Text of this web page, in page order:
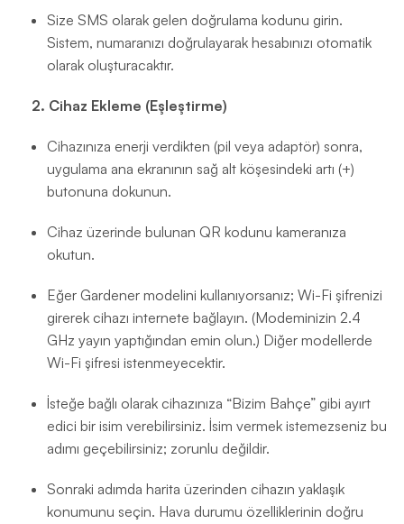
Size SMS olarak gelen doğrulama kodunu girin.
Sistem, numaranızı doğrulayarak hesabınızı otomatik
olarak oluşturacaktır.
2. Cihaz Ekleme (Eşleştirme)
Cihazınıza enerji verdikten (pil veya adaptör) sonra,
uygulama ana ekranının sağ alt köşesindeki artı (+)
butonuna dokunun.
Cihaz üzerinde bulunan QR kodunu kameranıza
okutun.
Eğer Gardener modelini kullanıyorsanız; Wi-Fi şifrenizi
girerek cihazı internete bağlayın. (Modeminizin 2.4
GHz yayın yaptığından emin olun.) Diğer modellerde
Wi-Fi şifresi istenmeyecektir.
İsteğe bağlı olarak cihazınıza “Bizim Bahçe” gibi ayırt
edici bir isim verebilirsiniz. İsim vermek istemezseniz bu
adımı geçebilirsiniz; zorunlu değildir.
Sonraki adımda harita üzerinden cihazın yaklaşık
konumunu seçin. Hava durumu özelliklerinin doğru